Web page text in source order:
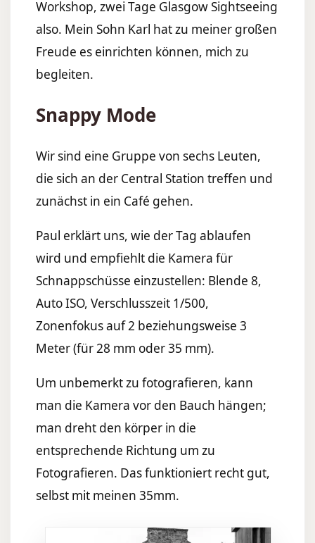
Workshop, zwei Tage Glasgow Sightseeing
also. Mein Sohn Karl hat zu meiner großen
Freude es einrichten können, mich zu
begleiten.
Snappy Mode
Wir sind eine Gruppe von sechs Leuten,
die sich an der Central Station treffen und
zunächst in ein Café gehen.
Paul erklärt uns, wie der Tag ablaufen
wird und empfiehlt die Kamera für
Schnappschüsse einzustellen: Blende 8,
Auto ISO, Verschlusszeit 1/500,
Zonenfokus auf 2 beziehungsweise 3
Meter (für 28 mm oder 35 mm).
Um unbemerkt zu fotografieren, kann
man die Kamera vor den Bauch hängen;
man dreht den körper in die
entsprechende Richtung um zu
Fotografieren. Das funktioniert recht gut,
selbst mit meinen 35mm.